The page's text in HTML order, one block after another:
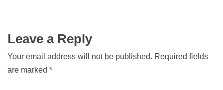
Leave a Reply
Your email address will not be published. Required fields
are marked *